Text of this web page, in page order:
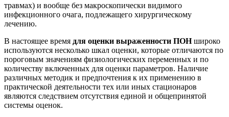
травмах) и вообще без макроскопически видимого
инфекционного очага, подлежащего хирургическому
лечению.
В настоящее время для оценки выраженности ПОНшироко
используются несколько шкал оценки, которые отличаются по
пороговым значениям физиологических переменных и по
количеству включенных для оценки параметров. Наличие
различных методик и предпочтения к их применению в
практической деятельности тех или иных стационаров
являются следствием отсутствия единой и общепринятой
системы оценок.